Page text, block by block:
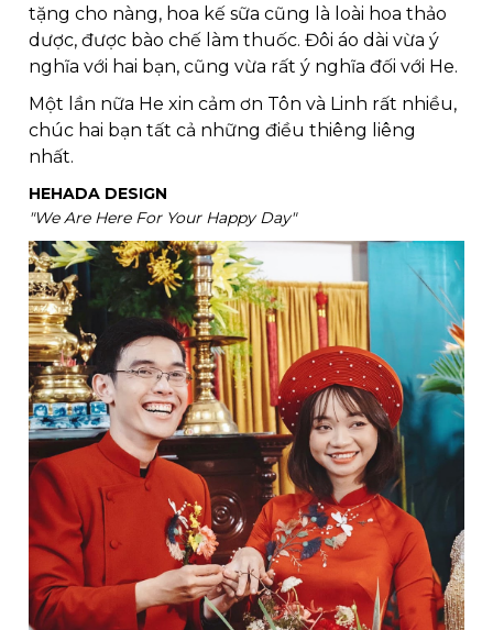
tặng cho nàng, hoa kế sữa cũng là loài hoa thảo
dược, được bào chế làm thuốc. Đôi áo dài vừa ý
nghĩa với hai bạn, cũng vừa rất ý nghĩa đối với He.
Một lần nữa He xin cảm ơn Tôn và Linh rất nhiều,
chúc hai bạn tất cả những điều thiêng liêng
nhất.
HEHADA DESIGN
"We Are Here For Your Happy Day"